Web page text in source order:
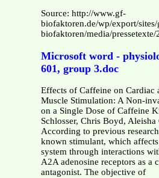
Source: http://www.gf-
biofaktoren.de/wp/export/
biofaktoren/media/
Microsoft word -
601, group 3.doc
Effects of Caffeine on Cardiac
Muscle Stimulation: A Non-
on a Single Dose of Caffeine
Schlosser, Chris Boyd, Aleisha
According to previous
known stimulant, which
system through interactions
A2A adenosine receptors as a
antagonist. The objective of